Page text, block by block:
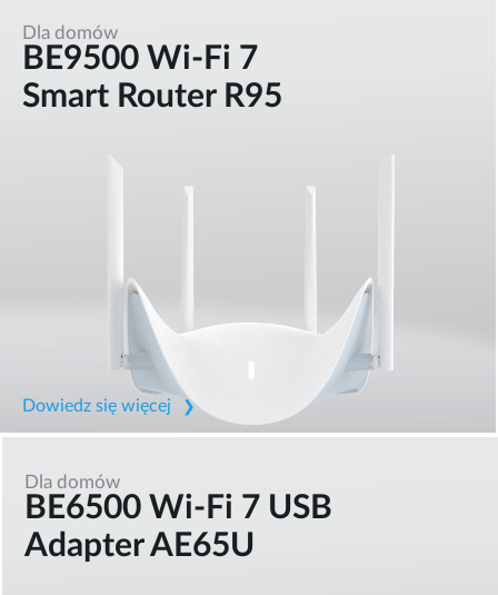
Dla domów
BE9500 Wi-Fi 7
Smart Router R95
Dowiedz się więcej
Dla domów
BE6500 Wi-Fi 7 USB
Adapter AE65U